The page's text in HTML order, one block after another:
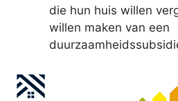
die hun huis willen
willen maken van een